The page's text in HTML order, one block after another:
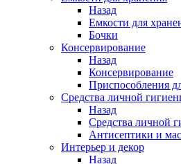
Назад
Емкости для
Бочки
Консервирование
Назад
Консервирование
Приспособления
Средства личной
Назад
Средства личной
Антисептики и
Интерьер и декор
Назад